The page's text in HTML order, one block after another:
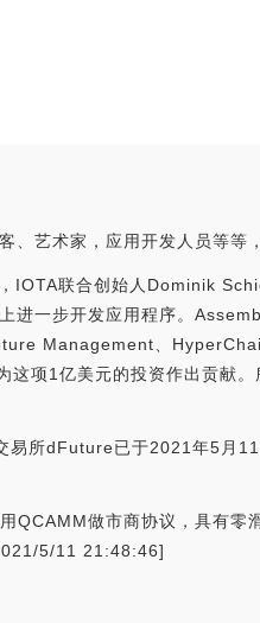
艺术家，应用开发人员等等
IOTA联合创始人Dominik
一步开发应用程序。
Management、
项1亿美元的投资作出贡献
所dFuture已于2021年5月
做市商协议，具有零
5/11 21:48:46]